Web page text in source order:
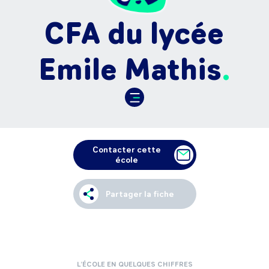
CFA du lycée
Emile Mathis
Contacter cette
école
Partager la fiche
L’ÉCOLE EN QUELQUES CHIFFRES